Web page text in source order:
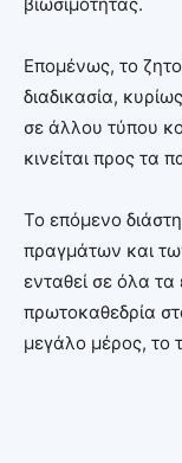
Επομένως, το
διαδικασία,
σε άλλου τύπου
κινείται προς τα
Το επόμενο
πραγμάτων και
ενταθεί σε όλα
πρωτοκαθεδρία
μεγάλο μέρος, το